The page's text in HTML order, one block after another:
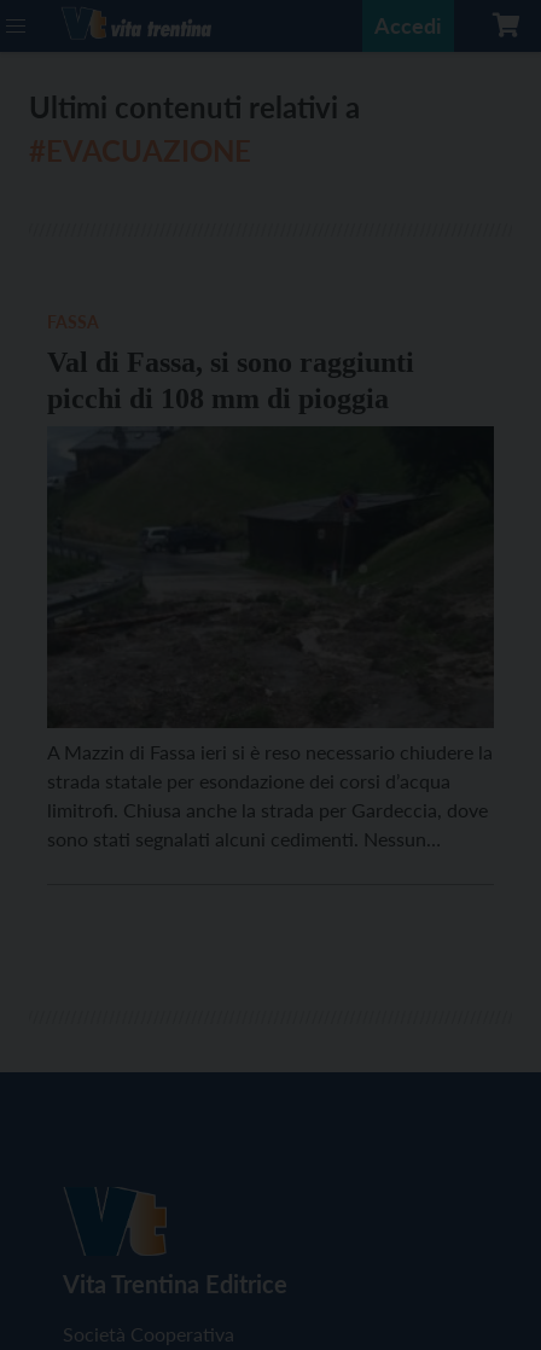
Accedi
Ultimi contenuti relativi a
Val di Fassa, si sono raggiunti
picchi di 108 mm di pioggia
A Mazzin di Fassa ieri si è reso necessario chiudere la
strada statale per esondazione dei corsi d’acqua
limitrofi. Chiusa anche la strada per Gardeccia, dove
sono stati segnalati alcuni cedimenti. Nessun
Vita Trentina Editrice
Società Cooperativa